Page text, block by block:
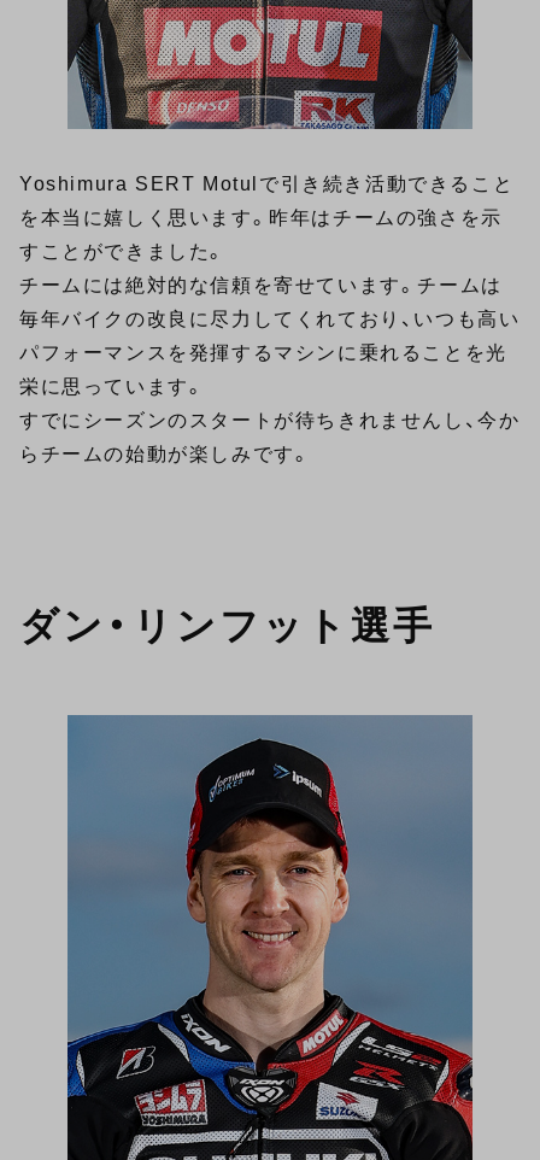
Yoshimura SERT Motulで引き続き活動できること
を本当に嬉しく思います。昨年はチームの強さを示
すことができました。
チームには絶対的な信頼を寄せています。チームは
毎年バイクの改良に尽力してくれており、いつも高い
パフォーマンスを発揮するマシンに乗れることを光
栄に思っています。
すでにシーズンのスタートが待ちきれませんし、今か
らチームの始動が楽しみです。
ダン・リンフット選手